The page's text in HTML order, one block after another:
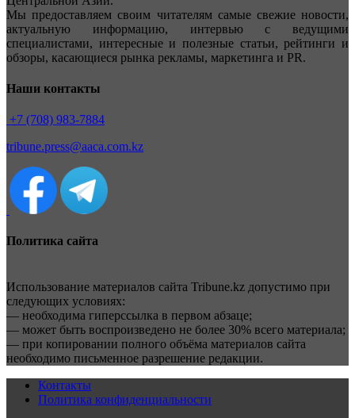
Мы предоставляем своим читателям самые свежие новости,
актуальную информацию, интервью с ведущими
специалистами, интересные и полезные статьи, рейтинги и
обзоры, касающиеся рынка рекламы, маркетинга и PR.
Наши контакты
+7 (708) 983-7884
tribune.press@aaca.com.kz
Политика сайта
Использование материалов сайта Tribune.kz допустимо при
следующих условиях:
— необходима гиперссылка в первом абзаце;
— может быть воспроизведено не более 30% всего материала;
— при копировании полного объёма материалов сайта
необходимо письменное разрешение редакции.
Контакты
Политика конфиденциальности